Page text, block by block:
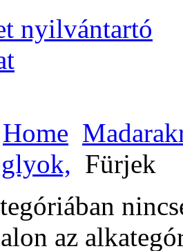
nyilvántartó
Home
Fürjek
az